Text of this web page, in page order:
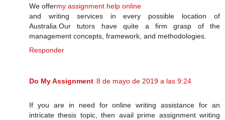
We offermy assignment help online
and writing services in every possible location of
Australia.Our tutors have quite a firm grasp of the
management concepts, framework, and methodologies.
Responder
Do My Assignment 8 de mayo de 2019 a las 9:24
If you are in need for online writing assistance for an
intricate thesis topic, then avail prime assignment writing